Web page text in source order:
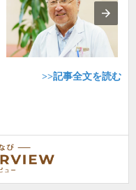
>>記事全文を読む